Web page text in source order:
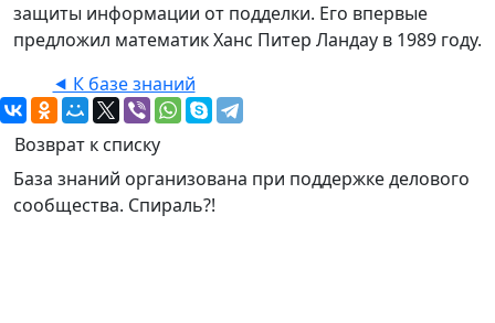
защиты информации от подделки. Его впервые
предложил математик Ханс Питер Ландау в 1989 году.
⯇ К базе знаний
Возврат к списку
База знаний организована при поддержке делового
сообщества. Спираль?!